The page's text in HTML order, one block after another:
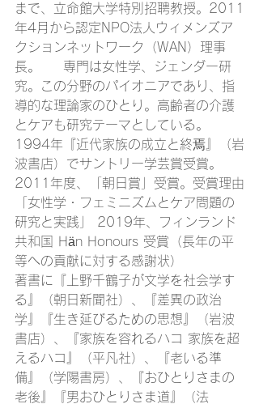
まで、立命館大学特別招聘教授。2011
年4月から認定NPO法人ウィメンズア
クションネットワーク（WAN）理事
長。  　専門は女性学、ジェンダー研
究。この分野のパイオニアであり、指
導的な理論家のひとり。高齢者の介護
とケアも研究テーマとしている。
1994年『近代家族の成立と終焉』（岩
波書店）でサントリー学芸賞受賞。
2011年度、「朝日賞」受賞。受賞理由
「女性学・フェミニズムとケア問題の
研究と実践」 2019年、フィンランド
共和国 Hän Honours 受賞（長年の平
等への貢献に対する感謝状）
著書に『上野千鶴子が文学を社会学す
る』（朝日新聞社）、『差異の政治
学』『生き延びるための思想』（岩波
書店）、『家族を容れるハコ 家族を超
えるハコ』（平凡社）、『老いる準
備』（学陽書房）、『おひとりさまの
老後』『男おひとりさま道』（法